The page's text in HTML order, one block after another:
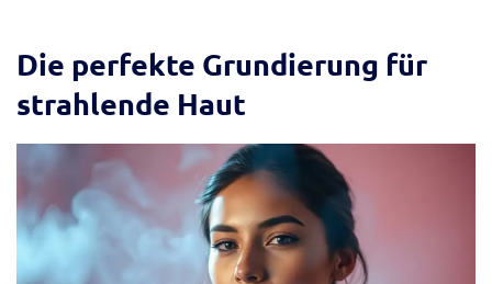
Die perfekte Grundierung für
strahlende Haut